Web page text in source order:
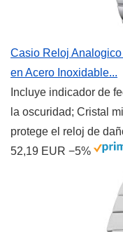
Casio Reloj
en Acero Inoxidable...
Incluye indicador de
la oscuridad; Cristal
protege el reloj de
52,19 EUR −5%